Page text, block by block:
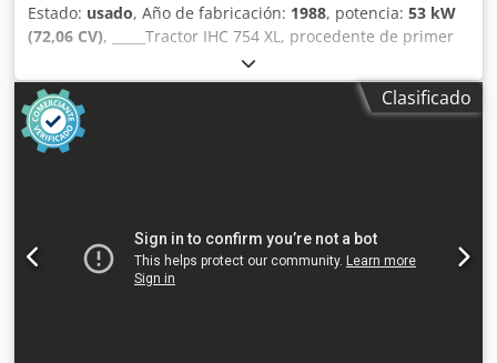
Estado: usado, Año de fabricación: 1988, potencia: 53 kW
(72,06 CV), _____Tractor IHC 754 XL, procedente de primer
propietario, en óptimas condiciones. Horas de
funcionamiento: aproximadamente 8600. Año de
fabricación: 1988. Elevador delantero. Toma de fuerza
delantera. Transmisión de 30 km/h. Precio: 24.500,00
euros, sin IVA. Ubicación: null. Chjdpfx Anezdmutjzea
Clasificado